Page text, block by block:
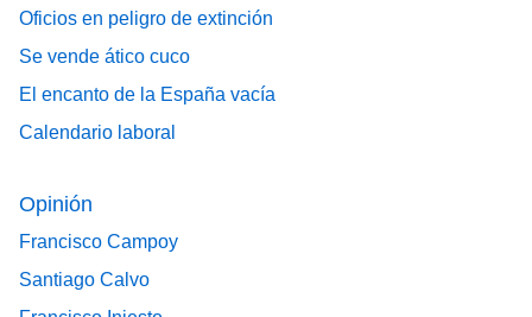
Oficios en peligro de extinción
Se vende ático cuco
El encanto de la España vacía
Calendario laboral
Opinión
Francisco Campoy
Santiago Calvo